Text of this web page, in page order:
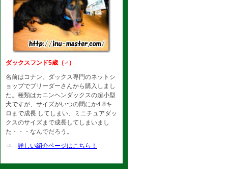
ダックスフンド5歳（♂）
名前はコナン。ダックス専門のネットシ
ョップでブリーダーさんから購入しまし
た。種類はカニンヘンダックスの超小型
犬ですが、サイズがいつの間にか4.8キ
ロまで成長 してしまい、ミニチュアダッ
クスのサイズまで成長してしまいまし
た・・・なんでだろう。
⇒ 詳しい紹介ページはこちら！